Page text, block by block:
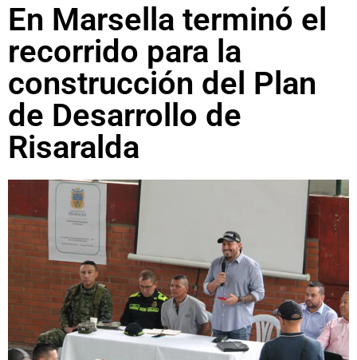
En Marsella terminó el
recorrido para la
construcción del Plan
de Desarrollo de
Risaralda